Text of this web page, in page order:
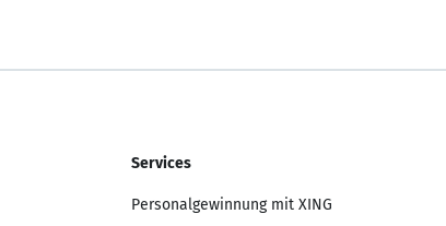
Services
Personalgewinnung mit XING